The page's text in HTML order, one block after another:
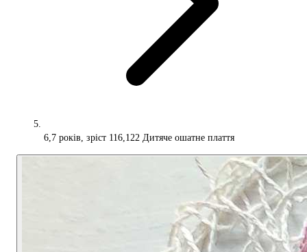
6,7 років, зріст 116,122 Дитяче ошатне плаття